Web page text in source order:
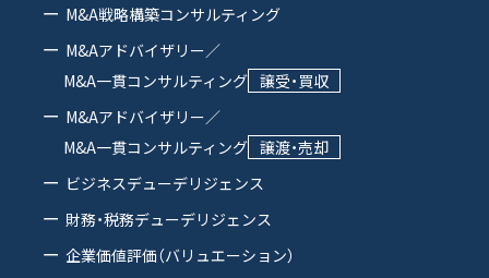
M&A戦略構築コンサルティング
M&Aアドバイザリー／
M&A一貫コンサルティング 譲受・買収
M&Aアドバイザリー／
M&A一貫コンサルティング 譲渡・売却
ビジネスデューデリジェンス
財務・税務デューデリジェンス
企業価値評価（バリュエーション）